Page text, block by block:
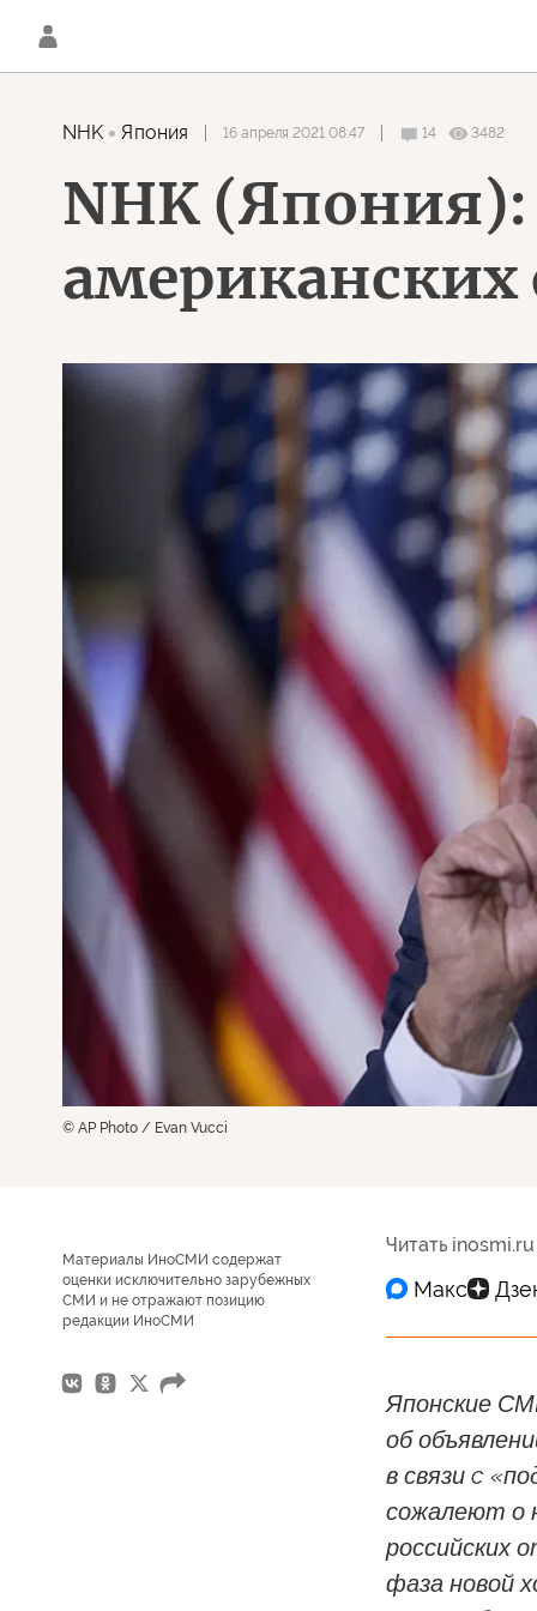
NHK Япония 16 апреля 2021 08:47 14 3482
NHK
© AP Photo / Evan Vucci
Материалы ИноСМИ содержат
оценки исключительно зарубежных
СМИ и не отражают позицию
редакции ИноСМИ
Читать inosmi.ru
Японские
об
в связи c
сожалеют о
российских
фаза новой